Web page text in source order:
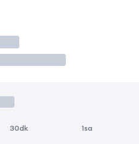
30dk 1sa